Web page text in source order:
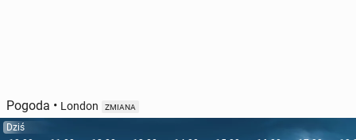
Pogoda • London ZMIANA
Dziś